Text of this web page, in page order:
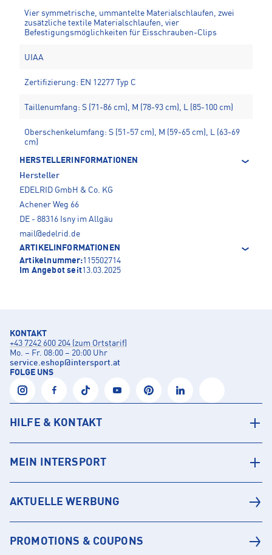
Vier symmetrische, ummantelte Materialschlaufen, zwei
zusätzliche textile Materialschlaufen, vier
Befestigungsmöglichkeiten für Eisschrauben-Clips
UIAA
Zertifizierung: EN 12277 Typ C
Taillenumfang: S (71-86 cm), M (78-93 cm), L (85-100 cm)
Oberschenkelumfang: S (51-57 cm), M (59-65 cm), L (63-69
cm)
HERSTELLERINFORMATIONEN
Hersteller
EDELRID GmbH & Co. KG
Achener Weg 66
DE - 88316 Isny im Allgäu
mail@edelrid.de
ARTIKELINFORMATIONEN
Artikelnummer:115502714
Im Angebot seit13.03.2025
KONTAKT
+43 7242 600 204 (zum Ortstarif)
Mo. – Fr. 08:00 – 20:00 Uhr
service.eshop@intersport.at
FOLGE UNS
HILFE & KONTAKT
MEIN INTERSPORT
AKTUELLE WERBUNG
PROMOTIONS & COUPONS